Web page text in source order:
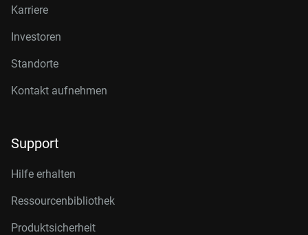
Karriere
Investoren
Standorte
Kontakt aufnehmen
Support
Hilfe erhalten
Ressourcenbibliothek
Produktsicherheit